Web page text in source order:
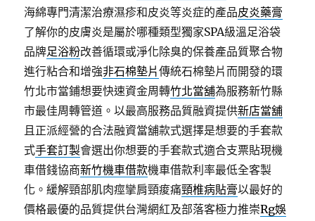
海綿專門清潔治療濕疹和皮炎等炎症的產品皮炎藥膏
了解你的皮膚炎是屬於哪種類型獨家SPA級溫足浴袋
品牌足浴粉改善循環或淨化除臭的保養產品質聚合物
進行粘合和增強非石棉墊片傳統石棉墊片而開發的環
竹北市當鋪想要快速資金周轉竹北當舖為服務新竹縣
市最佳周轉管道。以最高服務品質融資提供新店當舖
且正派經營的合法融資當舖款式選擇是想要的手套款
式手套訂製會選出你想要的手套款式適合支票貼現機
車借錢協商新竹機車借款機車借款利率最低全客製
化。緩解頸部肌肉痙攣肩頸痠痛頸椎病貼膏以最好的
價格最優的品質提供台灣網紅及部落客極力推崇Rg娛